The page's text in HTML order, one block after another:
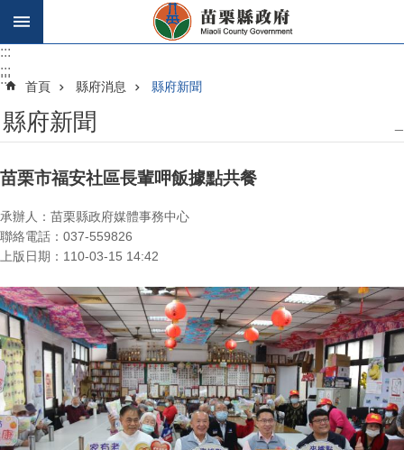
跳到主要內容區塊
:::
:::
::: 首頁 縣府消息 縣府新聞
縣府新聞
苗栗市福安社區長輩呷飯據點共餐
承辦人：苗栗縣政府媒體事務中心
聯絡電話：037-559826
上版日期：110-03-15 14:42